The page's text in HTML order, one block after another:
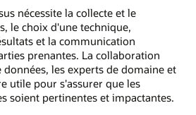
nécessite la collecte et le
le choix d'une technique,
et la communication
prenantes. La collaboration
données, les experts de domaine et
utile pour s'assurer que les
soient pertinentes et impactantes.